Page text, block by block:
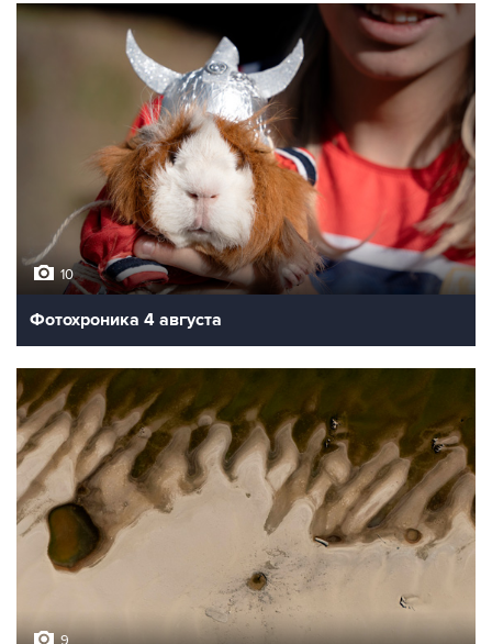
10
Фотохроника 4 августа